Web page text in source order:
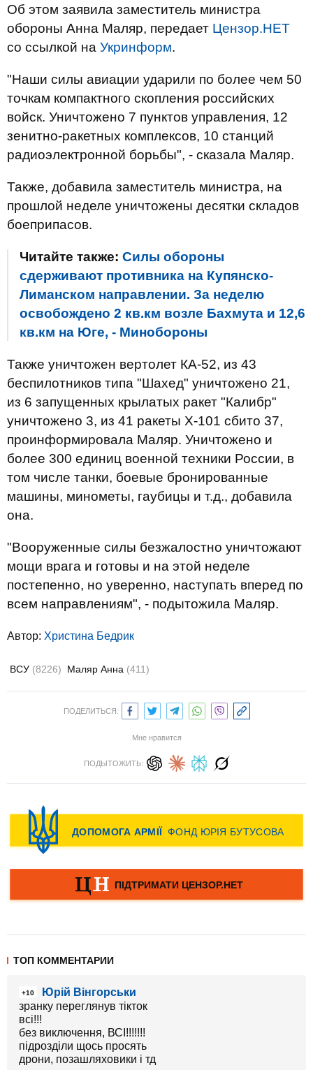
Об этом заявила заместитель министра
обороны Анна Маляр, передает Цензор.НЕТ
со ссылкой на Укринформ.
"Наши силы авиации ударили по более чем 50
точкам компактного скопления российских
войск. Уничтожено 7 пунктов управления, 12
зенитно-ракетных комплексов, 10 станций
радиоэлектронной борьбы", - сказала Маляр.
Также, добавила заместитель министра, на
прошлой неделе уничтожены десятки складов
боеприпасов.
Читайте также: Силы обороны
сдерживают противника на Купянско-
Лиманском направлении. За неделю
освобождено 2 кв.км возле Бахмута и 12,6
кв.км на Юге, - Минобороны
Также уничтожен вертолет КА-52, из 43
беспилотников типа "Шахед" уничтожено 21,
из 6 запущенных крылатых ракет "Калибр"
уничтожено 3, из 41 ракеты Х-101 сбито 37,
проинформировала Маляр. Уничтожено и
более 300 единиц военной техники России, в
том числе танки, боевые бронированные
машины, минометы, гаубицы и т.д., добавила
она.
"Вооруженные силы безжалостно уничтожают
мощи врага и готовы и на этой неделе
постепенно, но уверенно, наступать вперед по
всем направлениям", - подытожила Маляр.
Автор: Христина Бедрик
ВСУ (8226) Маляр Анна (411)
ПОДЕЛИТЬСЯ:
Мне нравится
ПОДЫТОЖИТЬ:
ТОП КОММЕНТАРИИ
+10
Юрій Вінгорськи
зранку переглянув тікток
всі!!!
без виключення, ВСІ!!!!!!!
підрозділи щось просять
дрони, позашляховики і тд